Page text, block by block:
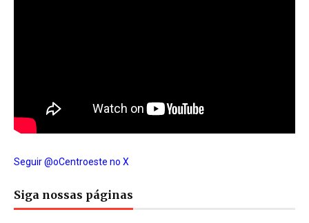
Seguir @oCentroeste no X
Siga nossas páginas